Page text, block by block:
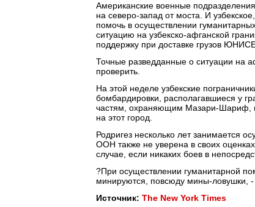
Американские военные
на северо-запад от моста. И
помочь в осуществлении
ситуацию на узбекско-афганской
поддержку при доставке грузов
Точные разведданные о ситуации на
проверить.
На этой неделе узбекские
бомбардировки, располагавшиеся у
частям, охраняющим Мазари-Шариф,
на этот город.
Родригез несколько лет занимается
ООН также не уверена в своих
случае, если никаких боев в
?При осуществлении гуманитарной
минируются, повсюду мины-ловушки, -
Источник: The New York Times